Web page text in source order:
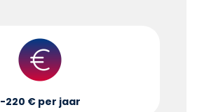
-220 € per jaar